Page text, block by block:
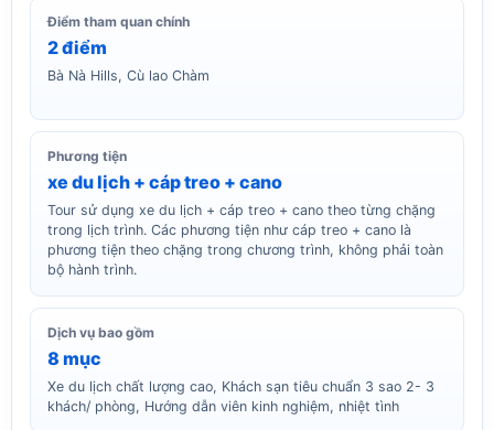
Điểm tham quan chính
2 điểm
Bà Nà Hills, Cù lao Chàm
Phương tiện
xe du lịch + cáp treo + cano
Tour sử dụng xe du lịch + cáp treo + cano theo từng chặng
trong lịch trình. Các phương tiện như cáp treo + cano là
phương tiện theo chặng trong chương trình, không phải toàn
bộ hành trình.
Dịch vụ bao gồm
8 mục
Xe du lịch chất lượng cao, Khách sạn tiêu chuẩn 3 sao 2- 3
khách/ phòng, Hướng dẫn viên kinh nghiệm, nhiệt tình